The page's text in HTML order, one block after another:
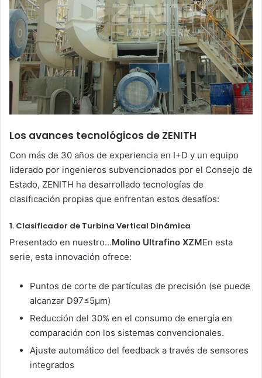
Los avances tecnológicos de ZENITH
Con más de 30 años de experiencia en I+D y un equipo
liderado por ingenieros subvencionados por el Consejo de
Estado, ZENITH ha desarrollado tecnologías de
clasificación propias que enfrentan estos desafíos:
1. Clasificador de Turbina Vertical Dinámica
Presentado en nuestro…Molino Ultrafino XZMEn esta
serie, esta innovación ofrece:
Puntos de corte de partículas de precisión (se puede
alcanzar D97≤5μm)
Reducción del 30% en el consumo de energía en
comparación con los sistemas convencionales.
Ajuste automático del feedback a través de sensores
integrados